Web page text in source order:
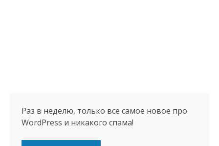
Раз в неделю, только все самое новое про
WordPress и никакого спама!